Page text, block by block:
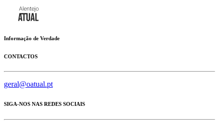
Informação de Verdade
CONTACTOS
geral@oatual.pt
SIGA-NOS NAS REDES SOCIAIS